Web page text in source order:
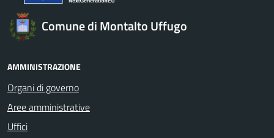
Comune di Montalto Uffugo
AMMINISTRAZIONE
Organi di governo
Aree amministrative
Uffici